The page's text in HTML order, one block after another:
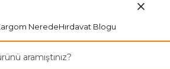
NeredeHırdavat Blogu